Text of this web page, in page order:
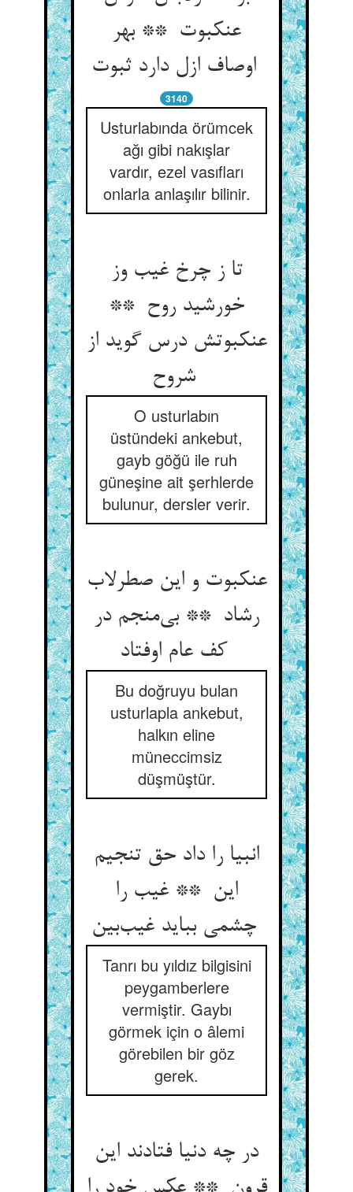
عنکبوت ** بهر
اوصاف ازل دارد ثبوت
3140
Usturlabında örümcek
ağı gibi nakışlar
vardır, ezel vasıfları
onlarla anlaşılır bilinir.
تا ز چرخ غیب وز
خورشید روح **
عنکبوتش درس گوید از
شروح
O usturlabın
üstündeki ankebut,
gayb göğü ile ruh
güneşine ait şerhlerde
bulunur, dersler verir.
عنکبوت و این صطرلاب
رشاد ** بی‌منجم در
Bu doğruyu bulan
usturlapla ankebut,
halkın eline
müneccimsiz
düşmüştür.
انبیا را داد حق تنجیم
این ** غیب را
چشمی بباید غیب‌بین
Tanrı bu yıldız bilgisini
peygamberlere
vermiştir. Gaybı
görmek için o âlemi
görebilen bir göz
gerek.
در چه دنیا فتادند این